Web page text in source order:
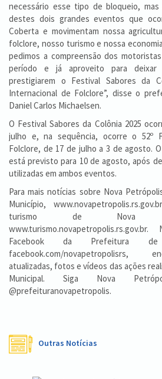
necessário esse tipo de bloqueio, mas
destes dois grandes eventos que
Coberta e movimentam nossa
folclore, nosso turismo e nossa
pedimos a compreensão dos
período e já aproveito para
prestigiarem o Festival Sabores da
Internacional de Folclore”, disse o
Daniel Carlos Michaelsen.
O Festival Sabores da Colônia 2025
julho e, na sequência, ocorre o 52º
Folclore, de 17 de julho a 3 de agosto.
está previsto para 10 de agosto, após
utilizadas em ambos eventos.
Para mais notícias sobre Nova
Município,
turismo de Nova
Facebook da Prefeitura
facebook.com/novapetropolisrs,
atualizadas, fotos e vídeos das ações
Municipal. Siga Nova
@prefeituranovapetropolis.
Outras Notícias